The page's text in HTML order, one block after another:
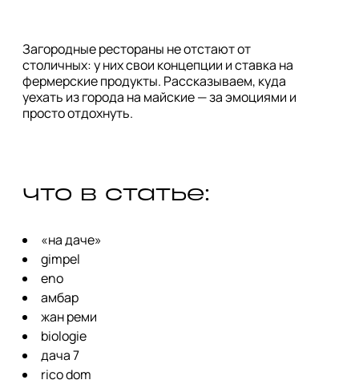
Загородные рестораны не отстают от
столичных: у них свои концепции и ставка на
фермерские продукты. Рассказываем, куда
уехать из города на майские — за эмоциями и
просто отдохнуть.
что в статье:
«на даче»
gimpel
eno
амбар
жан реми
biologie
дача 7
rico dom